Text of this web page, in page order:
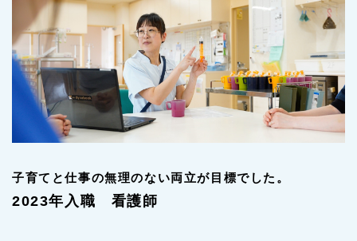
子育てと仕事の無理のない両立が目標でした。
2023年入職 看護師